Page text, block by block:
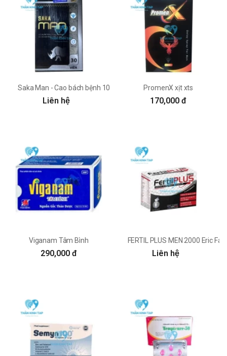
Saka Man - Cao bách bệnh 100mg Vũ Gia
Liên hệ
PromenX xịt xts
170,000 đ
Viganam Tâm Bình
290,000 đ
FERTIL PLUS MEN 2000 Eric
Liên hệ